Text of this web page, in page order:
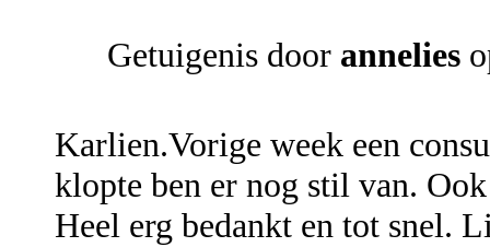
Getuigenis door annelies
Karlien.Vorige week een
klopte ben er nog stil van.
Heel erg bedankt en tot snel.